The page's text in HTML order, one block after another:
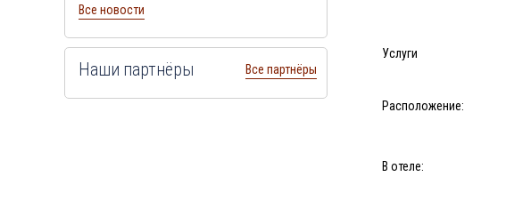
Услуги
Расположение:
В отеле:
Все новости
Наши партнёры Все партнёры